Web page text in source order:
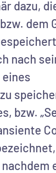
dazu,
dem
nach
bzw.